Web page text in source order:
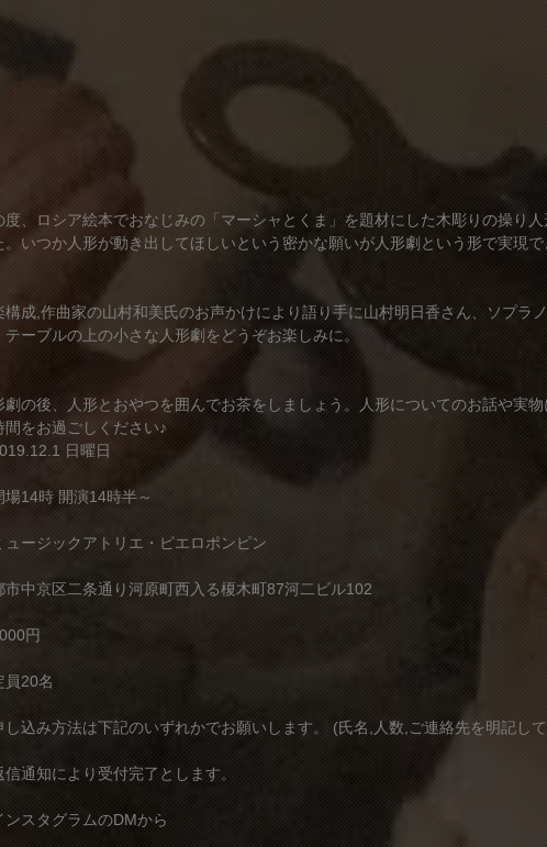
度、ロシア絵本でおなじみの「マーシャとくま」を題材にした木彫りの操り
。いつか人形が動き出してほしいという密かな願いが人形劇という形で実現で
構成,作曲家の山村和美氏のお声かけにより語り手に山村明日香さん、ソプラ
テーブルの上の小さな人形劇をどうぞお楽しみに。
劇の後、人形とおやつを囲んでお茶をしましょう。人形についてのお話や実
間をお過ごしください♪
日曜日
14時 開演14時半～
ージックアトリエ・ピエロポンピン
市中京区二条通り河原町西入る榎木町87河二ビル102
円
20名
込み方法は下記のいずれかでお願いします。 (氏名,人数,ご連絡先を明記し
通知により受付完了とします。
ンスタグラムのDMから